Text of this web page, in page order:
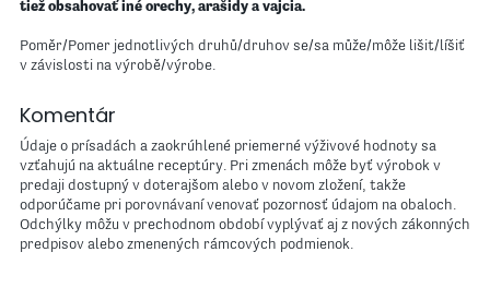
tiež obsahovať iné orechy, arašidy a vajcia.
Poměr/Pomer jednotlivých druhů/druhov se/sa může/môže lišit/líšiť
v závislosti na výrobě/výrobe.
Komentár
Údaje o prísadách a zaokrúhlené priemerné výživové hodnoty sa
vzťahujú na aktuálne receptúry. Pri zmenách môže byť výrobok v
predaji dostupný v doterajšom alebo v novom zložení, takže
odporúčame pri porovnávaní venovať pozornosť údajom na obaloch.
Odchýlky môžu v prechodnom období vyplývať aj z nových zákonných
predpisov alebo zmenených rámcových podmienok.